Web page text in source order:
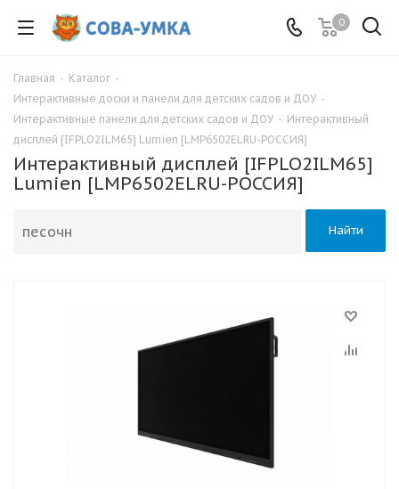
0
Главная - Каталог -
Интерактивные доски и панели для детских садов и ДОУ -
Интерактивные панели для детских садов и ДОУ - Интерактивный
дисплей [IFPLO2ILM65] Lumien [LMP6502ELRU-РОССИЯ]
Интерактивный дисплей [IFPLO2ILM65]
Lumien [LMP6502ELRU-РОССИЯ]
Найти